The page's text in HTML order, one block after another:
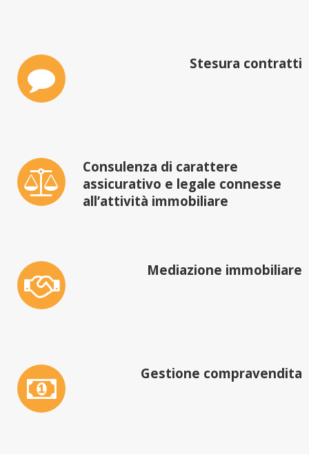
Stesura contratti
Consulenza di carattere
assicurativo e legale connesse
all’attività immobiliare
Mediazione immobiliare
Gestione compravendita